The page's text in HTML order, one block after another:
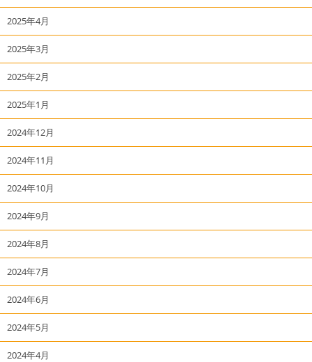
2025年4月
2025年3月
2025年2月
2025年1月
2024年12月
2024年11月
2024年10月
2024年9月
2024年8月
2024年7月
2024年6月
2024年5月
2024年4月